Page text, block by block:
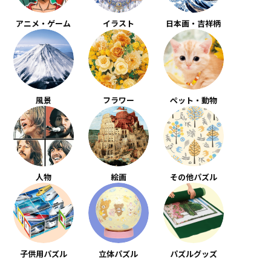
アニメ・ゲーム イラスト 日本画・吉祥柄
風景 フラワー ペット・動物
人物 絵画 その他パズル
子供用パズル 立体パズル パズルグッズ